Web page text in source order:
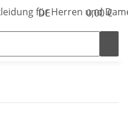
DE 0,00 €